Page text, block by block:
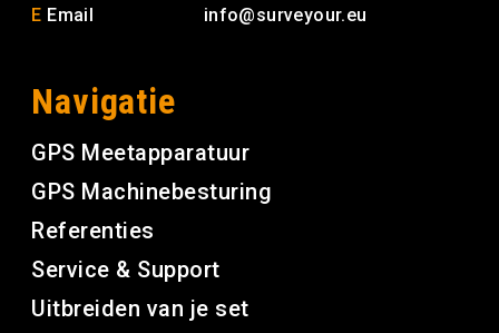
E Email info@surveyour.eu
Navigatie
GPS Meetapparatuur
GPS Machinebesturing
Referenties
Service & Support
Uitbreiden van je set